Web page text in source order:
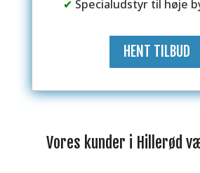
✔ Specialudstyr til høje
HENT TILBUD
Vores kunder i Hillerød